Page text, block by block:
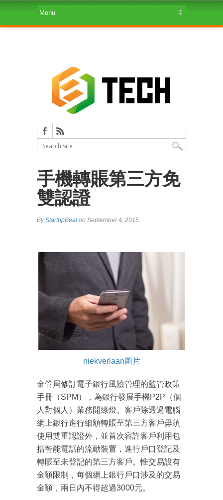
手機轉賬第三方免
雙認證
ByStartupBeaton September 4, 2015
niekverlaan圖片
金管局修訂電子銀行風險管理的監管政策
手冊（SPM），為銀行發展手機P2P（個
人對個人）業務開綠燈。客戶除透過電腦
網上銀行進行細額轉賬至第三方客戶毋須
使用雙重認證外，並首次容許客戶利用包
括智能電話的流動裝置，進行戶口登記及
轉賬至未登記的第三方客戶。惟交易設有
金額限制，每個網上銀行戶口涉及的交易
金額，兩日內不得超過3000元。